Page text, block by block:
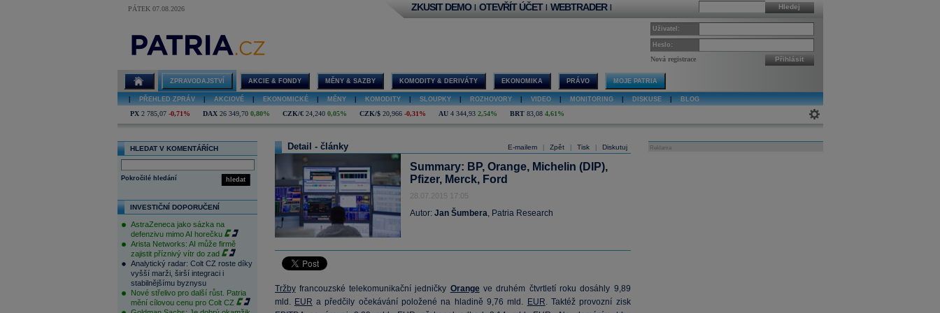
PÁTEK 07.08.2026 Hledej
ZKUSIT DEMO | OTEVŘÍT ÚČET | WEBTRADER |
Uživatel:
Heslo:
Nová registrace Přihlásit
ZPRAVODAJSTVÍ AKCIE & FONDY MĚNY & SAZBY KOMODITY & DERIVÁTY EKONOMIKA PRÁVO MOJE PATRIA
PŘEHLED ZPRÁV AKCIOVÉ EKONOMICKÉ MĚNY KOMODITY SLOUPKY ROZHOVORY VIDEO MONITORING DISKUSE BLOG
PX 2 785,07 -0,71% DAX 26 349,70 0,80% CZK/€ 24,240 0,05% CZK/$ 20,966 -0,31% AU 4 344,93 2,54% BRT 83,08 4,61%
HLEDAT V KOMENTÁŘÍCH
hledat
Pokročilé hledání
INVESTIČNÍ DOPORUČENÍ
AstraZeneca jako sázka na
defenzivu mimo AI horečku
Arista Networks: AI může firmě
zajistit příznivý vítr do zad
Analytický radar: Colt CZ roste díky
vyšší marži, širší integraci i
stabilnějšímu byznysu
Nové střelivo pro další růst. Patria
mění cílovou cenu pro Colt CZ
E-mailem Zpět Tisk Diskutuj
Detail - články
Summary: BP, Orange, Michelin (DIP),
Pfizer, Merck, Ford
28.07.2015 17:05
Autor: Jan Šumbera, Patria Research
Tržbyfrancouzské telekomunikační jedničky Orangeve druhém čtvrtletí roku dosáhly 9,89
mld. EUR a předčily očekávání položené na hladině 9,76 mld. EUR. Taktéž provozní zisk
Reklama